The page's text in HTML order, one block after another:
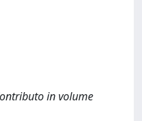
in volume